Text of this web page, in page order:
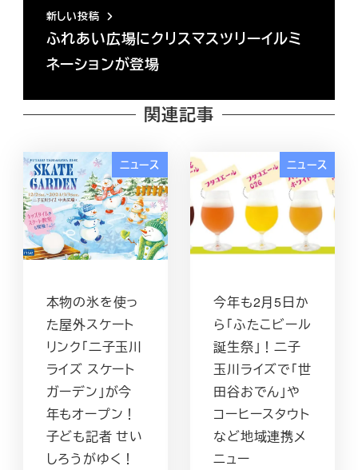
新しい投稿
ふれあい広場にクリスマスツリーイルミ
ネーションが登場
関連記事
ニュース
本物の氷を使っ
た屋外スケート
リンク「二子玉川
ライズ スケート
ガーデン」が今
年もオープン！
子ども記者 せい
しろうがゆく！
ニュース
今年も2月5日か
ら「ふたこビール
誕生祭」！二子
玉川ライズで「世
田谷おでん」や
コーヒースタウト
など地域連携メ
ニュー